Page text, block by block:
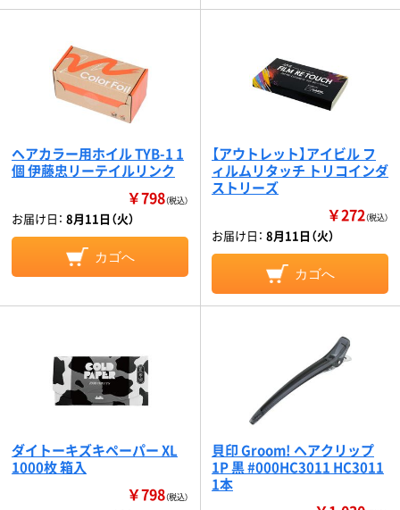
ヘアカラー用ホイル TYB-1 1
個 伊藤忠リーテイルリンク
￥798（税込）
お届け日： 8月11日（火）
カゴへ
【アウトレット】アイビル フ
ィルムリタッチ トリコインダ
ストリーズ
￥272（税込）
お届け日： 8月11日（火）
カゴへ
ダイトーキズキペーパー XL
1000枚 箱入
￥798（税込）
貝印 Groom! ヘアクリップ
1P 黒 #000HC3011 HC3011
1本